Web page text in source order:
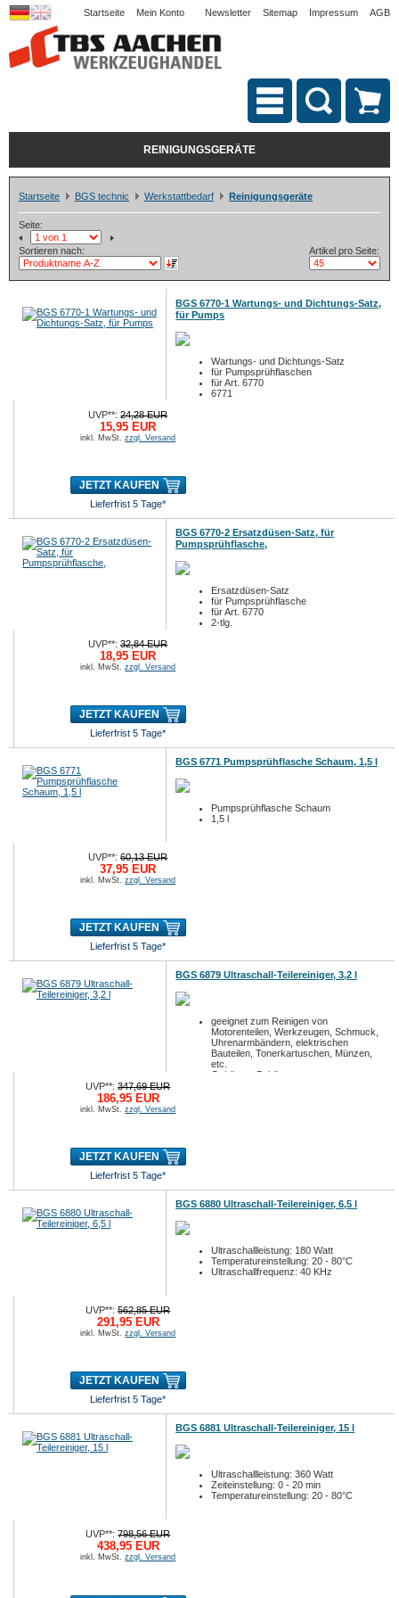
Startseite Mein Konto Newsletter Sitemap Impressum AGB
REINIGUNGSGERÄTE
Startseite BGS technic Werkstattbedarf Reinigungsgeräte
Seite:
Sortieren nach: Artikel pro Seite:
BGS 6770-1 Wartungs- und Dichtungs-Satz,
für Pumps
Wartungs- und Dichtungs-Satz
für Pumpsprühflaschen
für Art. 6770
6771
UVP**:24,28 EUR
15,95 EUR
inkl. MwSt.zzgl. Versand
JETZT KAUFEN
Lieferfrist 5 Tage*
BGS 6770-2 Ersatzdüsen-Satz, für
Pumpsprühflasche,
Ersatzdüsen-Satz
für Pumpsprühflasche
für Art. 6770
2-tlg.
UVP**:32,84 EUR
18,95 EUR
inkl. MwSt.zzgl. Versand
JETZT KAUFEN
Lieferfrist 5 Tage*
BGS 6771 Pumpsprühflasche Schaum, 1,5 l
Pumpsprühflasche Schaum
1,5 l
UVP**:60,13 EUR
37,95 EUR
inkl. MwSt.zzgl. Versand
JETZT KAUFEN
Lieferfrist 5 Tage*
BGS 6879 Ultraschall-Teilereiniger, 3,2 l
geeignet zum Reinigen von
Motorenteilen, Werkzeugen, Schmuck,
Uhrenarmbändern, elektrischen
Bauteilen, Tonerkartuschen, Münzen,
etc.
Gehäuse, Behä...
UVP**:347,69 EUR
186,95 EUR
inkl. MwSt.zzgl. Versand
JETZT KAUFEN
Lieferfrist 5 Tage*
BGS 6880 Ultraschall-Teilereiniger, 6,5 l
Ultraschallleistung: 180 Watt
Temperatureinstellung: 20 - 80°C
Ultraschallfrequenz: 40 KHz
UVP**:562,85 EUR
291,95 EUR
inkl. MwSt.zzgl. Versand
JETZT KAUFEN
Lieferfrist 5 Tage*
BGS 6881 Ultraschall-Teilereiniger, 15 l
Ultraschallleistung: 360 Watt
Zeiteinstellung: 0 - 20 min
Temperatureinstellung: 20 - 80°C
UVP**:798,56 EUR
438,95 EUR
inkl. MwSt.zzgl. Versand